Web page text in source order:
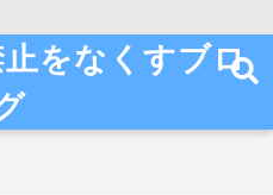
をなくすブロ